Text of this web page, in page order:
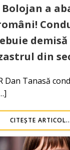
Bolojan a
din
Dan Tanasă
CITEȘTE ARTICOL..